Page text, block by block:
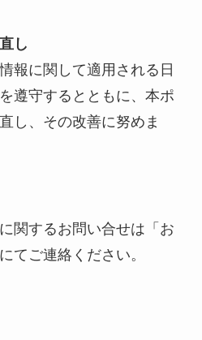
し
報に関して適用される日
遵守するとともに、本ポ
し、その改善に努めま
関するお問い合せは「お
てご連絡ください。